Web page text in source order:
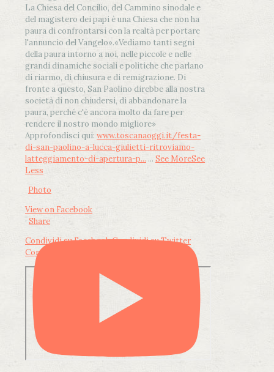
La Chiesa del Concilio, del Cammino sinodale e
del magistero dei papi è una Chiesa che non ha
paura di confrontarsi con la realtà per portare
l'annuncio del Vangelo».«Vediamo tanti segni
della paura intorno a noi, nelle piccole e nelle
grandi dinamiche sociali e politiche che parlano
di riarmo, di chiusura e di remigrazione. Di
fronte a questo, San Paolino direbbe alla nostra
società di non chiudersi, di abbandonare la
paura, perché c'è ancora molto da fare per
rendere il nostro mondo migliore»
Approfondisci qui: www.toscanaoggi.it/festa-
di-san-paolino-a-lucca-giulietti-ritroviamo-
latteggiamento-di-apertura-p... ... See MoreSee
Less
Photo
View on Facebook
· Share
Condividi su FacebookCondividi su Twitter
Condividi su LinkedIn